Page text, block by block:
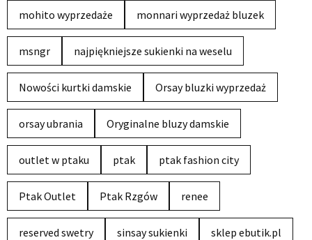
mohito wyprzedaże monnari wyprzedaż bluzek
msngr najpiękniejsze sukienki na weselu
Nowości kurtki damskie Orsay bluzki wyprzedaż
orsay ubrania Oryginalne bluzy damskie
outlet w ptaku ptak ptak fashion city
Ptak Outlet Ptak Rzgów renee
reserved swetry sinsay sukienki sklep ebutik.pl